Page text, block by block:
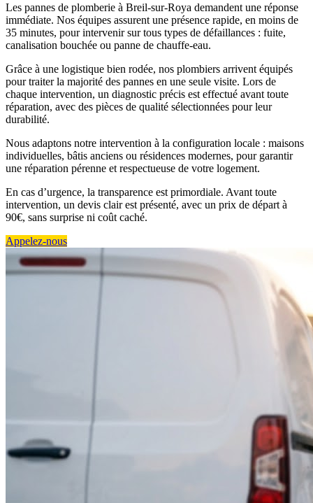
Les pannes de plomberie à Breil-sur-Roya demandent une réponse
immédiate. Nos équipes assurent une présence rapide, en moins de
35 minutes, pour intervenir sur tous types de défaillances : fuite,
canalisation bouchée ou panne de chauffe-eau.
Grâce à une logistique bien rodée, nos plombiers arrivent équipés
pour traiter la majorité des pannes en une seule visite. Lors de
chaque intervention, un diagnostic précis est effectué avant toute
réparation, avec des pièces de qualité sélectionnées pour leur
durabilité.
Nous adaptons notre intervention à la configuration locale : maisons
individuelles, bâtis anciens ou résidences modernes, pour garantir
une réparation pérenne et respectueuse de votre logement.
En cas d’urgence, la transparence est primordiale. Avant toute
intervention, un devis clair est présenté, avec un prix de départ à
90€, sans surprise ni coût caché.
Appelez-nous